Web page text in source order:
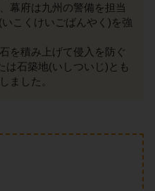
幕府は九州の警備を担当
(いこくけいごばんやく)を強
を積み上げて侵入を防ぐ
は石築地(いしついじ)とも
ました。